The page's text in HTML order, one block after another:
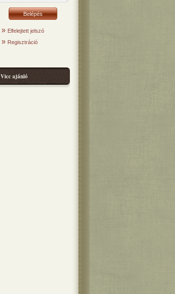
» Elfelejtett jelszó
» Regisztráció
Vicc ajánló